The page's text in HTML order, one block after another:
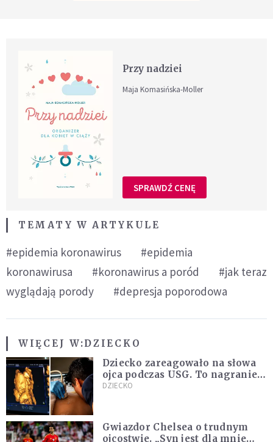
Przy nadziei
Maja Komasińska-Moller
SPRAWDŹ CENĘ
TEMATY W ARTYKULE
#epidemia koronawirus
#epidemia
koronawirusa
#koronawirus a poród
#jak teraz
wyglądają porody
#depresja poporodowa
WIĘCEJ W:DZIECKO
Dziecko zareagowało na słowa
ojca podczas USG. To nagranie
podbija sieć
DZIECKO
Gwiazdor Chelsea o trudnym
ojcostwie. „Syn jest dla mnie